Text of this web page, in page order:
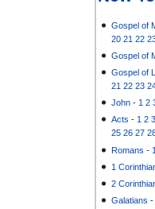
Gospel of
20 21 22
Gospel of
Gospel of
21 22 23
John - 1 2
Acts -1 2
25 26 27
Romans -
1
2
Galatians